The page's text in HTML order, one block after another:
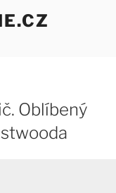
Oblíbený